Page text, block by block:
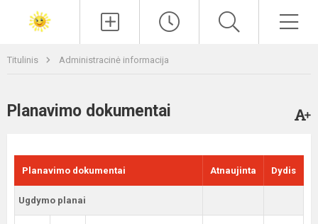
Titulinis Administracinė informacija
Planavimo dokumentai
Planavimo dokumentai Atnaujinta Dydis
Ugdymo planai